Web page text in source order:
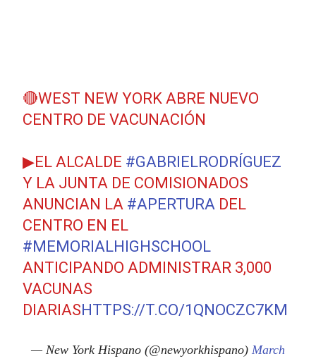
🔴WEST NEW YORK ABRE NUEVO
CENTRO DE VACUNACIÓN
▶EL ALCALDE #GABRIELRODRÍGUEZ
Y LA JUNTA DE COMISIONADOS
ANUNCIAN LA #APERTURA DEL
CENTRO EN EL
#MEMORIALHIGHSCHOOL
ANTICIPANDO ADMINISTRAR 3,000
VACUNAS
DIARIASHTTPS://T.CO/1QNOCZC7KM
— New York Hispano (@newyorkhispano) March